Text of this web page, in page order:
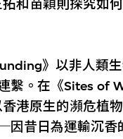
和苗穎則探究如
》以非人類
繫。在《Sites of
港原生的瀕危植
昔日為運輸沉香